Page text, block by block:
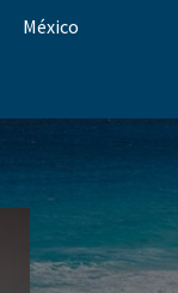
México